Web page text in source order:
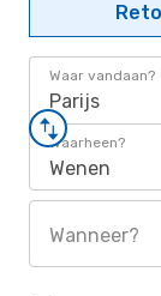
Waar vandaan?
Parijs
Waarheen?
Wenen
Wanneer?